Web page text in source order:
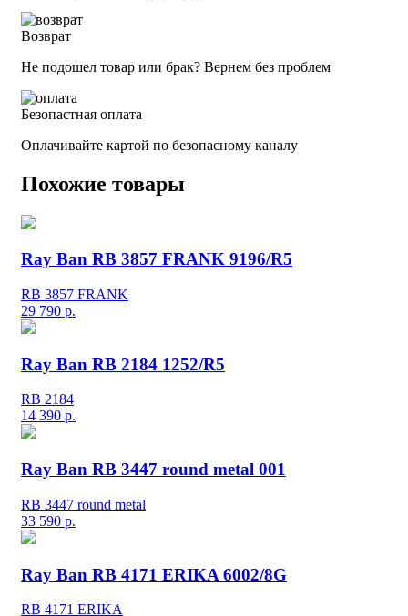
Возврат
Не подошел товар или брак? Вернем без проблем
Безопастная оплата
Оплачивайте картой по безопасному каналу
Похожие товары
Ray Ban RB 3857 FRANK 9196/R5
RB 3857 FRANK
29 790 р.
Ray Ban RB 2184 1252/R5
RB 2184
14 390 р.
Ray Ban RB 3447 round metal 001
RB 3447 round metal
33 590 р.
Ray Ban RB 4171 ERIKA 6002/8G
RB 4171 ERIKA